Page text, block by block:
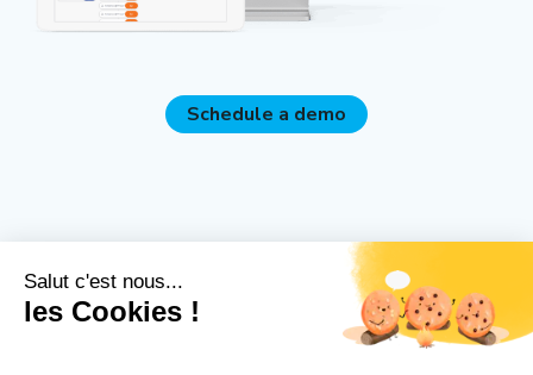
Schedule a demo
Salut c'est nous...
les Cookies !